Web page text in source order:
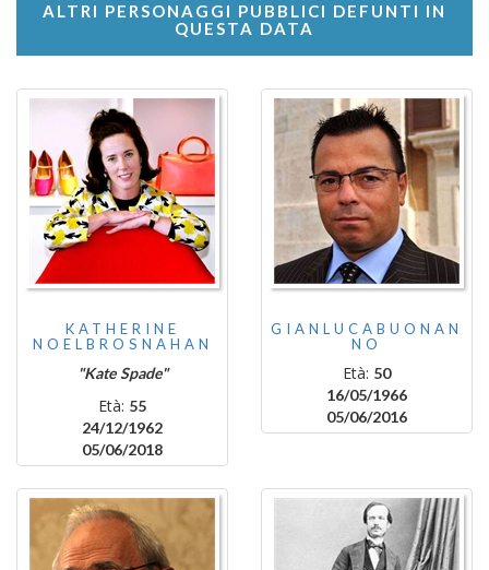
ALTRI PERSONAGGI PUBBLICI DEFUNTI IN
QUESTA DATA
KATHERINE
NOELBROSNAHAN
"Kate Spade"
Età: 55
24/12/1962
05/06/2018
GIANLUCABUONAN
NO
Età: 50
16/05/1966
05/06/2016